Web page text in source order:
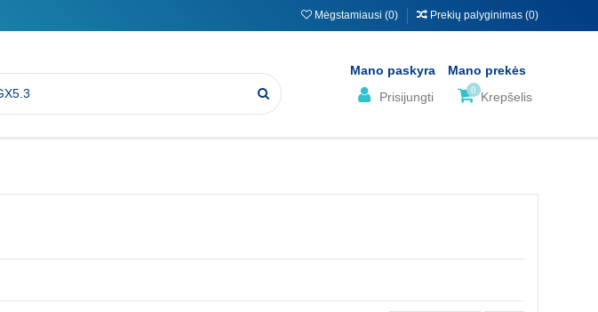
Mėgstamiausi (0) Prekių palyginimas (0)
Mano paskyra
Prisijungti
Mano prekės
0Krepšelis